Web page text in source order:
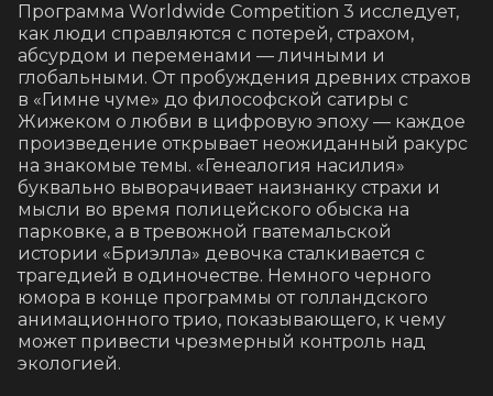
Программа Worldwide Competition 3 исследует,
как люди справляются с потерей, страхом,
абсурдом и переменами — личными и
глобальными. От пробуждения древних страхов
в «Гимне чуме» до философской сатиры с
Жижеком о любви в цифровую эпоху — каждое
произведение открывает неожиданный ракурс
на знакомые темы. «Генеалогия насилия»
буквально выворачивает наизнанку страхи и
мысли во время полицейского обыска на
парковке, а в тревожной гватемальской
истории «Бриэлла» девочка сталкивается с
трагедией в одиночестве. Немного черного
юмора в конце программы от голландского
анимационного трио, показывающего, к чему
может привести чрезмерный контроль над
экологией.